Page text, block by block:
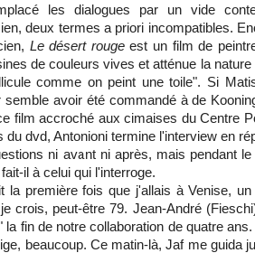
les dialogues par un vide
deux termes a priori incompatibles.
Le désert rougeest un film de
de couleurs vives et atténue la
comme on peint une toile". Si
semble avoir été commandé à de
film accroché aux cimaises du Centre
du dvd, Antonioni termine l'interview en
ni avant ni après, mais pendant
il à celui qui l'interroge.
la première fois que j'allais à Venise,
crois, peut-être 79. Jean-André
la fin de notre collaboration de quatre
beaucoup. Ce matin-là, Jaf me guida